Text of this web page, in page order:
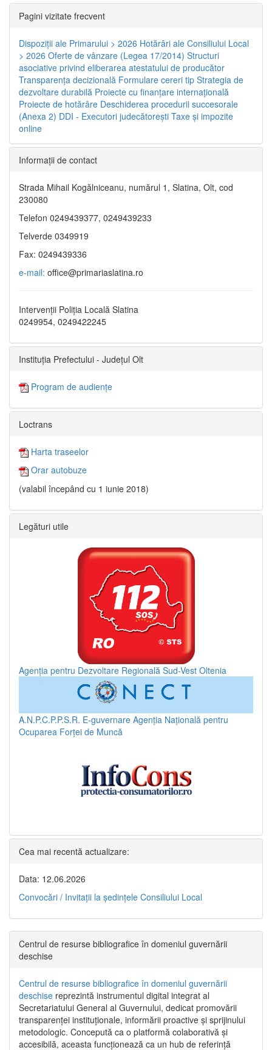
Pagini vizitate frecvent
Dispoziţii ale Primarului > 2026 Hotărâri ale Consiliului Local
> 2026 Oferte de vânzare (Legea 17/2014) Structuri
asociative privind eliberarea atestatului de producător
Transparenţa decizională Formulare cereri tip Strategia de
dezvoltare durabilă Proiecte cu finanţare internaţională
Proiecte de hotărâre Deschiderea procedurii succesorale
(Anexa 2) DDI - Executori judecătorești Taxe şi impozite
online
Informaţii de contact
Strada Mihail Kogălniceanu, numărul 1, Slatina, Olt, cod
230080
Telefon 0249439377, 0249439233
Telverde 0349919
Fax: 0249439336
e-mail: office@primariaslatina.ro
Intervenții Poliția Locală Slatina
0249954, 0249422245
Instituția Prefectului - Județul Olt
Program de audiențe
Loctrans
Harta traseelor
Orar autobuze
(valabil începând cu 1 iunie 2018)
Legături utile
Agenția pentru Dezvoltare Regională Sud-Vest Oltenia
A.N.P.C.P.P.S.R. E-guvernare Agenția Națională pentru
Ocuparea Forței de Muncă
Cea mai recentă actualizare:
Data: 12.06.2026
Convocări / Invitaţii la şedinţele Consiliului Local
Centrul de resurse bibliografice în domeniul guvernării
deschise
Centrul de resurse bibliografice în domeniul guvernării
deschise reprezintă instrumentul digital integrat al
Secretariatului General al Guvernului, dedicat promovării
transparenței instituționale, informării proactive și sprijinului
metodologic. Concepută ca o platformă colaborativă și
accesibilă, aceasta funcționează ca un hub de referință